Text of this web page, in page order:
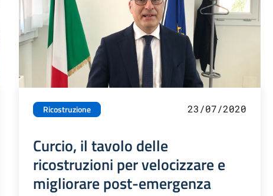
Ricostruzione 23/07/2020
Curcio, il tavolo delle
ricostruzioni per velocizzare e
migliorare post-emergenza